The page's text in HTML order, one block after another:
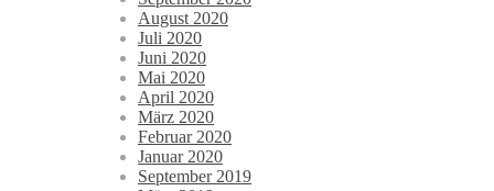
August 2020
Juli 2020
Juni 2020
Mai 2020
April 2020
März 2020
Februar 2020
Januar 2020
September 2019